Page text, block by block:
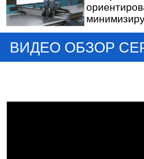
ВИДЕО ОБЗОРКОНТАКТЫ